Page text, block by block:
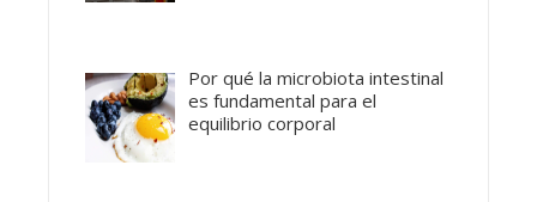
Por qué la microbiota intestinal
es fundamental para el
equilibrio corporal